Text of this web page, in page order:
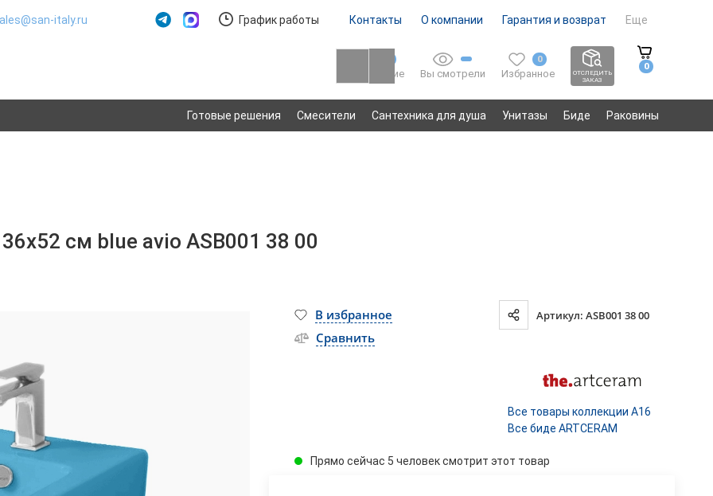
italy.ru График работы Контакты О компании Гарантия и возврат Еще
Сравнение Вы смотрели
0
Избранное
ОТСЛЕДИТЬ
ЗАКАЗ
0
Готовые решения Смесители Сантехника для душа Унитазы Биде Раковины
см blue avio ASB001 38 00
В избранное Артикул: ASB001 38 00
Сравнить
Все товары коллекции A16
Все биде ARTCERAM
Прямо сейчас 5 человек смотрит этот товар